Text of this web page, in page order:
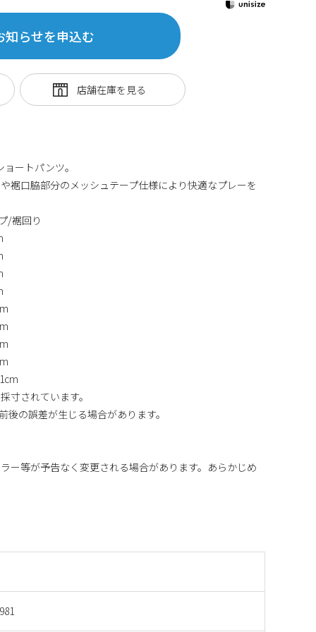
知らせを申込む
ートパンツ。
裾口脇部分のメッシュテープ仕様により快適なプレーを
/裾回り
寸されています。
の誤差が生じる場合があります。
ー等が予告なく変更される場合があります。あらかじめ